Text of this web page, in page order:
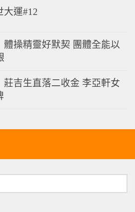
大運#12
體操精靈好默契 團體全能以
莊吉生直落二收金 李亞軒女